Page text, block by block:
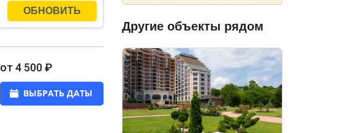
от 4 500 ₽
ВЫБРАТЬ ДАТЫ
Другие объекты рядом